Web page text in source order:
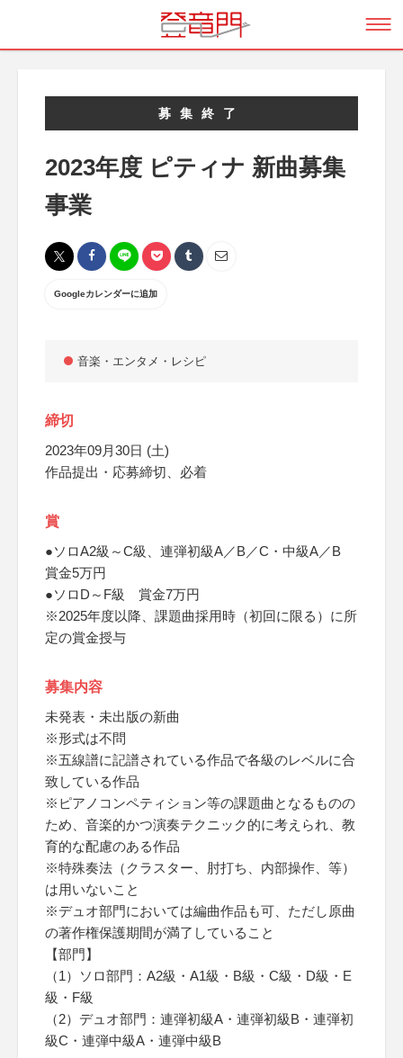
募集終了
2023年度 ピティナ 新曲募集
事業
Googleカレンダーに追加
音楽・エンタメ・レシピ
締切
2023年09月30日 (土)
作品提出・応募締切、必着
賞
●ソロA2級～C級、連弾初級A／B／C・中級A／B
賞金5万円
●ソロD～F級 賞金7万円
※2025年度以降、課題曲採用時（初回に限る）に所
定の賞金授与
募集内容
未発表・未出版の新曲
※形式は不問
※五線譜に記譜されている作品で各級のレベルに合
致している作品
※ピアノコンペティション等の課題曲となるものの
ため、音楽的かつ演奏テクニック的に考えられ、教
育的な配慮のある作品
※特殊奏法（クラスター、肘打ち、内部操作、等）
は用いないこと
※デュオ部門においては編曲作品も可、ただし原曲
の著作権保護期間が満了していること
【部門】
（1）ソロ部門：A2級・A1級・B級・C級・D級・E
級・F級
（2）デュオ部門：連弾初級A・連弾初級B・連弾初
級C・連弾中級A・連弾中級B